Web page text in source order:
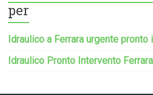
per
Idraulico a Ferrara urgente pronto
Idraulico Pronto Intervento